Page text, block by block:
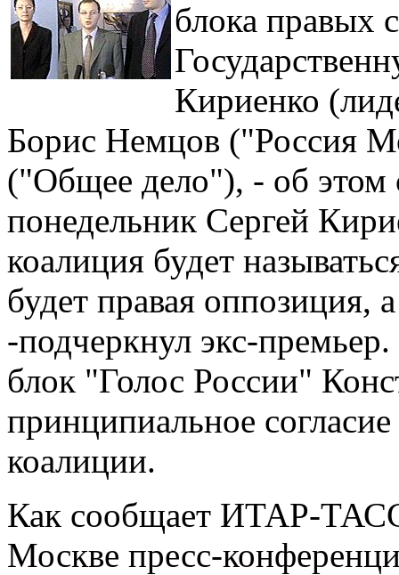
блока правых
Кириенко
Борис Немцов ("Россия
("Общее дело"), - об
понедельник Сергей
коалиция будет
будет правая оппозиция,
-подчеркнул экс-
блок "Голос России"
принципиальное
коалиции.
Как сообщает ИТАР-
Москве пресс-